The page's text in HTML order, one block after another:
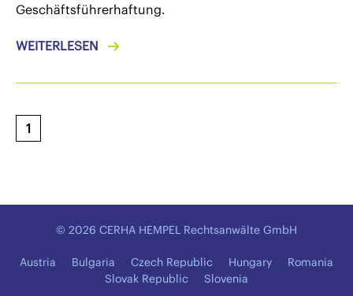
Geschäftsführerhaftung.
WEITERLESEN
1
© 2026 CERHA HEMPEL Rechtsanwälte GmbH
Austria Bulgaria Czech Republic Hungary
Romania
Slovak Republic
Slovenia